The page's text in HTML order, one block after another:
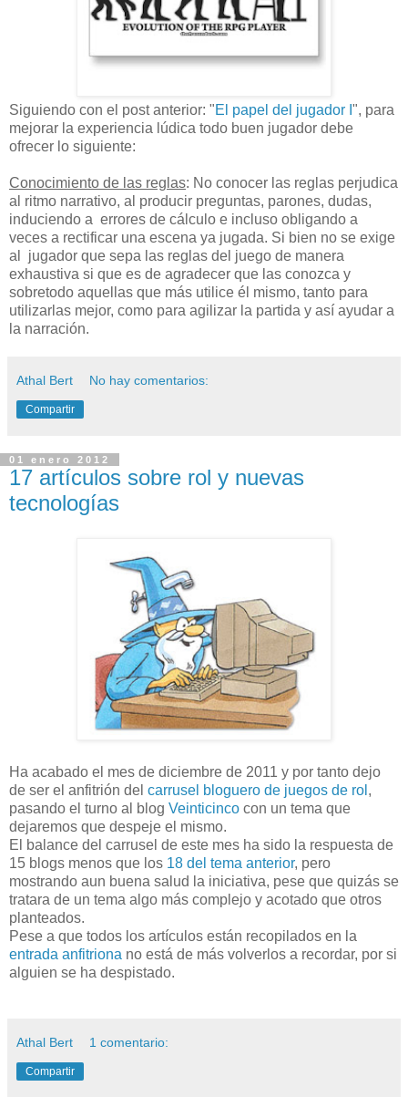
Siguiendo con el post anterior: "El papel del jugador I ", para
mejorar la experiencia lúdica todo buen jugador debe
ofrecer lo siguiente:
Conocimiento de las reglas: No conocer las reglas perjudica
al ritmo narrativo, al producir preguntas, parones, dudas,
induciendo a errores de cálculo e incluso obligando a
veces a rectificar una escena ya jugada. Si bien no se exige
al jugador que sepa las reglas del juego de manera
exhaustiva si que es de agradecer que las conozca y
sobretodo aquellas que más utilice él mismo, tanto para
utilizarlas mejor, como para agilizar la partida y así ayudar a
la narración.
Athal Bert No hay comentarios:
Compartir
01 enero 2012
17 artículos sobre rol y nuevas
tecnologías
Ha acabado el mes de diciembre de 2011 y por tanto dejo
de ser el anfitrión del carrusel bloguero de juegos de rol ,
pasando el turno al blog Veinticinco con un tema que
dejaremos que despeje el mismo.
El balance del carrusel de este mes ha sido la respuesta de
15 blogs menos que los 18 del tema anterior, pero
mostrando aun buena salud la iniciativa, pese que quizás se
tratara de un tema algo más complejo y acotado que otros
planteados.
Pese a que todos los artículos están recopilados en la
entrada anfitriona no está de más volverlos a recordar, por si
alguien se ha despistado.
Athal Bert 1 comentario:
Compartir